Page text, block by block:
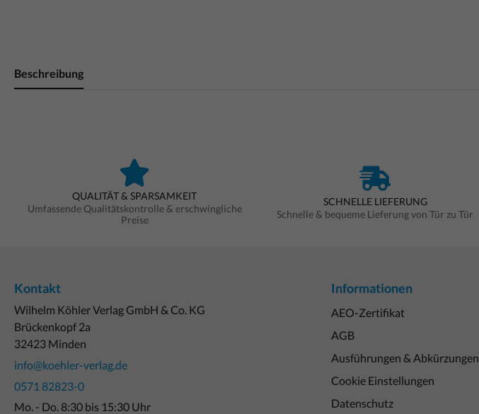
Beschreibung
QUALITÄT & SPARSAMKEIT
Umfassende Qualitätskontrolle & erschwingliche
Preise
SCHNELLE LIEFERUNG
Schnelle & bequeme Lieferung von Tür zu Tür
Kontakt
Wilhelm Köhler Verlag GmbH & Co. KG
Brückenkopf 2a
32423 Minden
info@koehler-verlag.de
0571 82823-0
Mo. - Do. 8:30 bis 15:30 Uhr
Informationen
AEO-Zertifikat
AGB
Ausführungen & Abkürzungen
Cookie Einstellungen
Datenschutz